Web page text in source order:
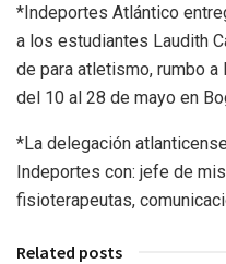
*Indeportes Atlántico
a los estudiantes Laudith
de para atletismo, rumbo
del 10 al 28 de mayo en
*La delegación
Indeportes con: jefe de
fisioterapeutas,
Related posts